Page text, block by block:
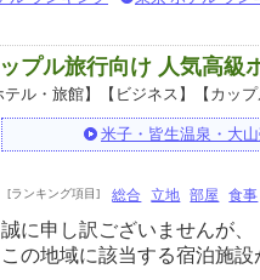
プル旅行向け 人気高
テル・旅館】【ビジネス】【カッ
米子・皆生温泉・大山
[ランキング項目] 総合 立地 部屋 食事
誠に申し訳ございませんが、
この地域に該当する宿泊施